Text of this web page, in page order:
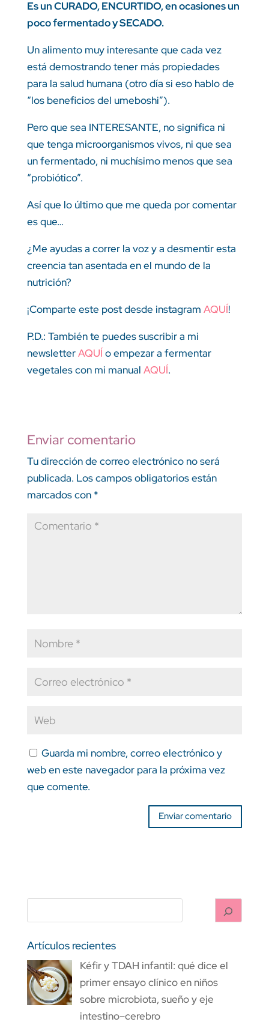
Es un CURADO, ENCURTIDO, en ocasiones un
poco fermentado y SECADO.
Un alimento muy interesante que cada vez
está demostrando tener más propiedades
para la salud humana (otro día si eso hablo de
“los beneficios del umeboshi”).
Pero que sea INTERESANTE, no significa ni
que tenga microorganismos vivos, ni que sea
un fermentado, ni muchísimo menos que sea
“probiótico”.
Así que lo último que me queda por comentar
es que…
¿Me ayudas a correr la voz y a desmentir esta
creencia tan asentada en el mundo de la
nutrición?
¡Comparte este post desde instagram AQUÍ!
P.D.: También te puedes suscribir a mi
newsletterAQUÍo empezar a fermentar
vegetales con mi manual AQUÍ.
Enviar comentario
Tu dirección de correo electrónico no será
publicada. Los campos obligatorios están
marcados con *
Guarda mi nombre, correo electrónico y
web en este navegador para la próxima vez
que comente.
Artículos recientes
Kéfir y TDAH infantil: qué dice el
primer ensayo clínico en niños
sobre microbiota, sueño y eje
intestino–cerebro